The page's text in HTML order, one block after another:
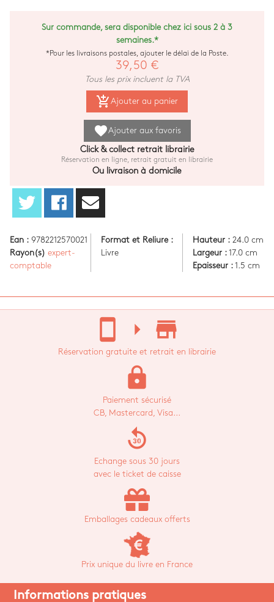
Sur commande, sera disponible chez ici sous 2 à 3
semaines.*
*Pour les livraisons postales, ajouter le délai de la Poste.
39,50 €
Tous les prix incluent la TVA
add_shopping_cart Ajouter au panier
favoriteAjouter aux favoris
Click & collect retrait librairie
Réservation en ligne, retrait gratuit en librairie
Ou livraison à domicile
Ean : 9782212570021
Rayon(s) expert-
comptable
Format et Reliure :
Livre
Hauteur :24.0 cm
Largeur :17.0 cm
Epaisseur :1.5 cm
stay_current_portrait arrow_right store_mall_directory
Réservation gratuite et retrait en librairie
lock
Paiement sécurisé
CB, Mastercard, Visa...
replay_30
Echange sous 30 jours
avec le ticket de caisse
Emballages cadeaux offerts
Prix unique du livre en France
Informations pratiques